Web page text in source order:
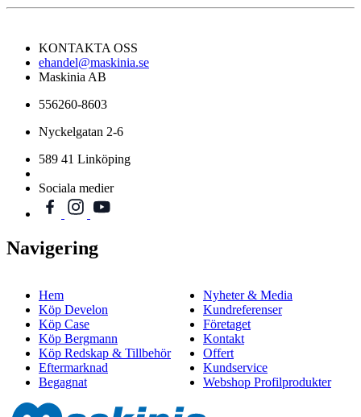
KONTAKTA OSS
ehandel@maskinia.se
Maskinia AB
556260-8603
Nyckelgatan 2-6
589 41 Linköping
Sociala medier
Navigering
Hem
Köp Develon
Köp Case
Köp Bergmann
Köp Redskap & Tillbehör
Eftermarknad
Begagnat
Nyheter & Media
Kundreferenser
Företaget
Kontakt
Offert
Kundservice
Webshop Profilprodukter